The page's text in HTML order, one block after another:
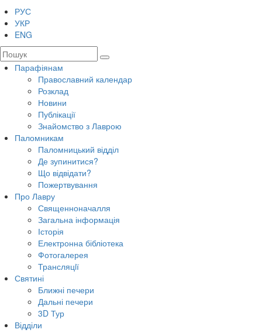
РУС
УКР
ENG
Парафіянам
Православний календар
Розклад
Новини
Публікації
Знайомство з Лаврою
Паломникам
Паломницький відділ
Де зупинитися?
Що відвідати?
Пожертвування
Про Лавру
Священноначалля
Загальна інформація
Історія
Електронна бібліотека
Фотогалерея
Трансляцiї
Святині
Ближні печери
Дальні печери
3D Тур
Відділи